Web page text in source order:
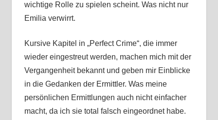
wichtige Rolle zu spielen scheint. Was nicht nur
Emilia verwirrt.
Kursive Kapitel in „Perfect Crime“, die immer
wieder eingestreut werden, machen mich mit der
Vergangenheit bekannt und geben mir Einblicke
in die Gedanken der Ermittler. Was meine
persönlichen Ermittlungen auch nicht einfacher
macht, da ich sie total falsch eingeordnet habe.